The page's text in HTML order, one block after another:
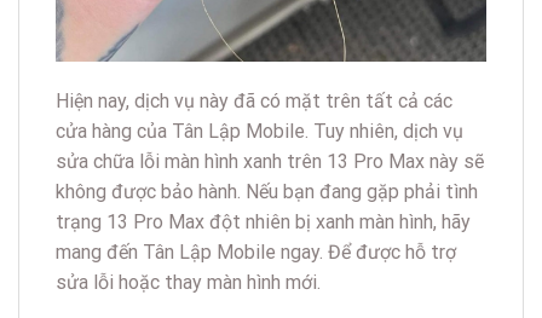
Hiện nay, dịch vụ này đã có mặt trên tất cả các
cửa hàng của Tân Lập Mobile. Tuy nhiên, dịch vụ
sửa chữa lỗi màn hình xanh trên 13 Pro Max này sẽ
không được bảo hành. Nếu bạn đang gặp phải tình
trạng 13 Pro Max đột nhiên bị xanh màn hình, hãy
mang đến Tân Lập Mobile ngay. Để được hỗ trợ
sửa lỗi hoặc thay màn hình mới.